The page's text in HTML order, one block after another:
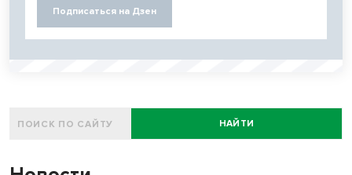
Подписаться на Дзен
НАЙТИ